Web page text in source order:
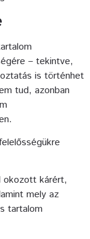
– tekintve,
is történhet
tud, azonban
okozott kárért,
mely az
tartalom